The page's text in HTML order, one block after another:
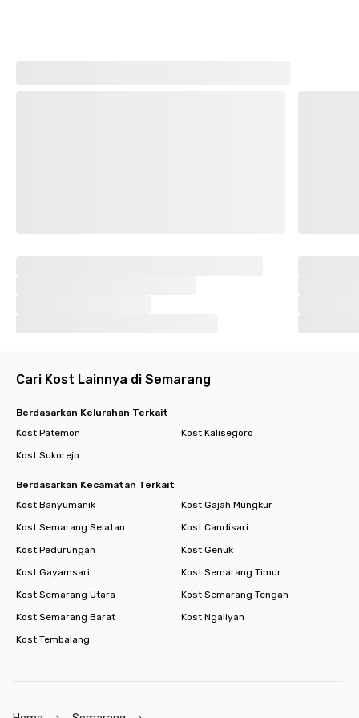
Cari Kost Lainnya di Semarang
Berdasarkan Kelurahan Terkait
Kost Patemon
Kost Kalisegoro
Kost Sukorejo
Berdasarkan Kecamatan Terkait
Kost Banyumanik
Kost Gajah Mungkur
Kost Semarang Selatan
Kost Candisari
Kost Pedurungan
Kost Genuk
Kost Gayamsari
Kost Semarang Timur
Kost Semarang Utara
Kost Semarang Tengah
Kost Semarang Barat
Kost Ngaliyan
Kost Tembalang